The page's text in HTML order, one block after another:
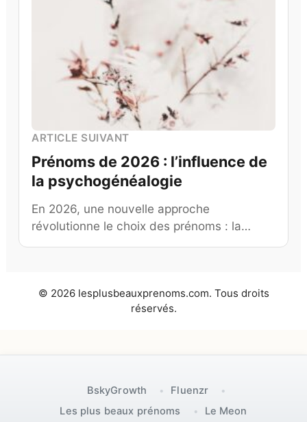
ARTICLE SUIVANT
Prénoms de 2026 : l’influence de
la psychogénéalogie
En 2026, une nouvelle approche
révolutionne le choix des prénoms : la…
© 2026 lesplusbeauxprenoms.com. Tous droits
réservés.
BskyGrowth
Fluenzr
Les plus beaux prénoms
Le Meon